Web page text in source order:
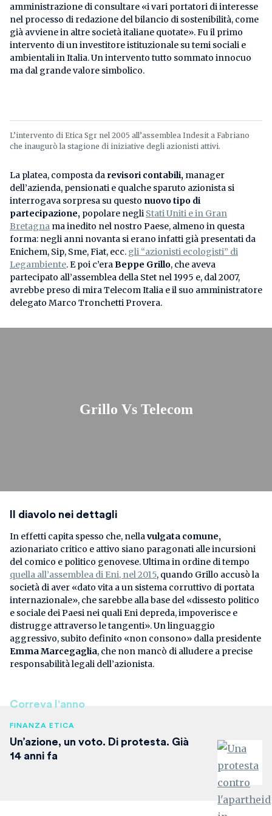
amministrazione di consultare «i vari portatori di interesse
nel processo di redazione del bilancio di sostenibilità, come
già avviene in altre società italiane quotate». Fu il primo
intervento di un investitore istituzionale su temi sociali e
ambientali in Italia. Un intervento tutto sommato innocuo
ma dal grande valore simbolico.
L’intervento di Etica Sgr nel 2005 all’assemblea Indesit a Fabriano
che inaugurò la stagione di iniziative degli azionisti attivi.
La platea, composta da revisori contabili, manager
dell’azienda, pensionati e qualche sparuto azionista si
interrogava sorpresa su questo nuovo tipo di
partecipazione, popolare negli Stati Uniti e in Gran
Bretagna ma inedito nel nostro Paese, almeno in questa
forma: negli anni novanta si erano infatti già presentati da
Enichem, Sip, Sme, Fiat, ecc. gli “azionisti ecologisti” di
Legambiente. E poi c’eraBeppe Grillo, che aveva
partecipato all’assemblea della Stet nel 1995 e, dal 2007,
avrebbe preso di mira Telecom Italia e il suo amministratore
delegato Marco Tronchetti Provera.
Grillo Vs Telecom
Il diavolo nei dettagli
In effetti capita spesso che, nellavulgata comune,
azionariato critico e attivo siano paragonati alle incursioni
del comico e politico genovese. Ultima in ordine di tempo
quella all’assemblea di Eni, nel 2015, quando Grillo accusò la
società di aver «dato vita a un sistema corruttivo di portata
internazionale», che sarebbe alla base del «dissesto politico
e sociale dei Paesi nei quali Eni depreda, impoverisce e
distrugge attraverso le tangenti». Un linguaggio
aggressivo, subito definito «non consono» dalla presidente
Emma Marcegaglia, che non mancò di alludere a precise
responsabilità legali dell’azionista.
Correva l'anno
FINANZA ETICA
Un’azione, un voto. Di protesta. Già
14 anni fa